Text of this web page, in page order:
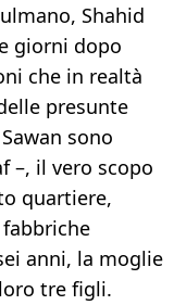
Shahid
giorni dopo
che in realtà
presunte
sono
–, il vero scopo
quartiere,
anni, la moglie
tre figli.